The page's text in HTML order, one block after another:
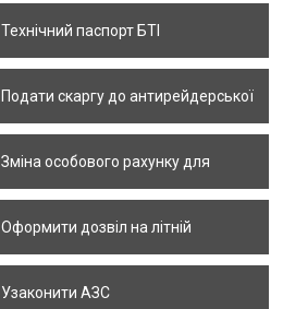
Технічний паспорт БТІ
Подати скаргу до антирейдерської
Зміна особового рахунку для
Оформити дозвіл на літній
Узаконити АЗС